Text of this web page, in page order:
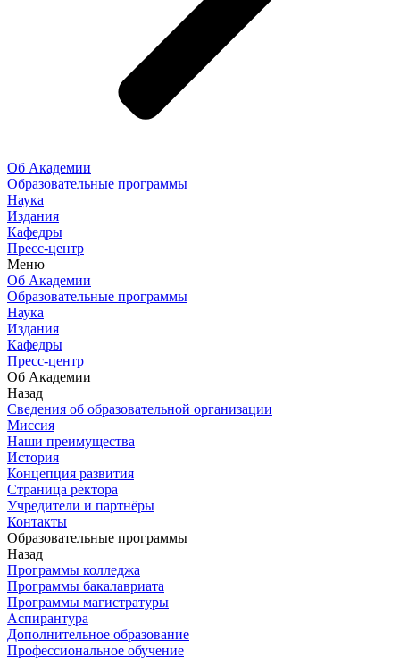
Об Академии
Образовательные программы
Наука
Издания
Кафедры
Пресс-центр
Меню
Об Академии
Образовательные программы
Наука
Издания
Кафедры
Пресс-центр
Об Академии
Назад
Сведения об образовательной организации
Миссия
Наши преимущества
История
Концепция развития
Страница ректора
Учредители и партнёры
Контакты
Образовательные программы
Назад
Программы колледжа
Программы бакалавриата
Программы магистратуры
Аспирантура
Дополнительное образование
Профессиональное обучение